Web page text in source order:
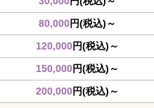
80,000円(税込)～
120,000円(税込)～
150,000円(税込)～
200,000円(税込)～